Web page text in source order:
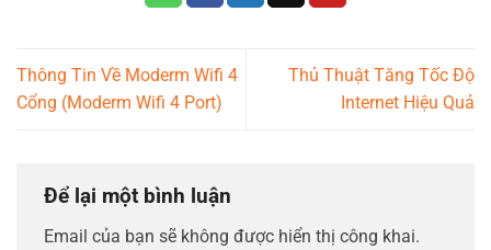
Thông Tin Về Moderm Wifi 4
Cổng (Moderm Wifi 4 Port)
Thủ Thuật Tăng Tốc Độ
Internet Hiệu Quả
Để lại một bình luận
Email của bạn sẽ không được hiển thị công khai.